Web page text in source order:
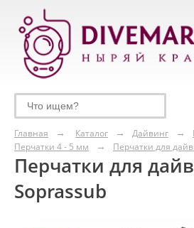
Главная Каталог Дайвинг
Перчатки 4 - 5 мм
Перчатки для
Перчатки для
Soprassub